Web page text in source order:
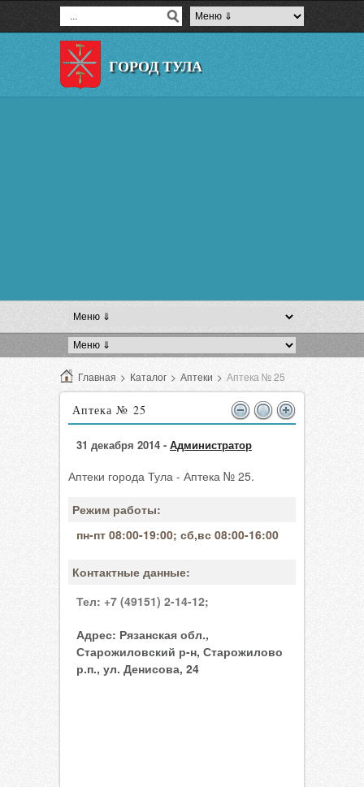
ГОРОД ТУЛА
Главная > Каталог > Аптеки > Аптека № 25
Аптека № 25
31 декабря 2014 - Администратор
Аптеки города Тула - Аптека № 25.
Режим работы:
пн-пт 08:00-19:00; сб,вс 08:00-16:00
Контактные данные:
Тел: +7 (49151) 2-14-12;
Адрес: Рязанская обл.,
Старожиловский р-н, Старожилово
р.п., ул. Денисова, 24